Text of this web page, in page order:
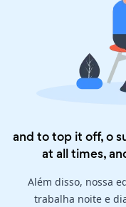
and to top it off, o
at all times,
Além disso, nossa
trabalha noite e